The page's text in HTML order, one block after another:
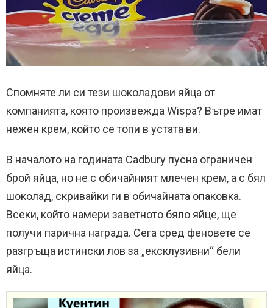
Спомняте ли си тези шоколадови яйца от
компанията, която произвежда Wispa? Вътре имат
нежен крем, който се топи в устата ви.
В началото на годината Cadbury пусна ограничен
брой яйца, но не с обичайният млечен крем, а с бял
шоколад, скривайки ги в обичайната опаковка.
Всеки, който намери заветното бяло яйце, ще
получи парична награда. Сега сред феновете се
разгръща истински лов за „ексклузивни“ бели
яйца.